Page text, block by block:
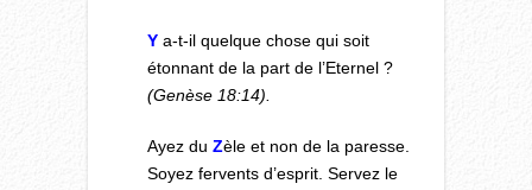
Y a-t-il quelque chose qui soit
étonnant de la part de l’Eternel ?
(Genèse 18:14).
Ayez du Zèle et non de la paresse.
Soyez fervents d’esprit. Servez le